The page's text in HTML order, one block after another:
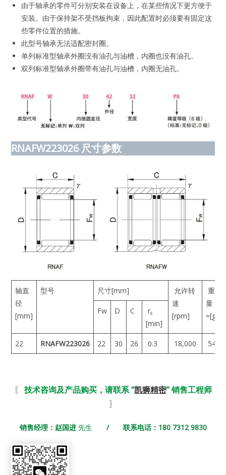
由于轴承的零件可分别安装在设备上，在某些情况下更方便于
安装。由于保持架不受挡板拘束，因此配置时必须要有固定这
些零件位置的措施。
此型号轴承无法适配密封圈。
单列标准型轴承外圈没有油孔与油槽，内圈也没有油孔。
双列标准型轴承外圈带有油孔与油槽，内圈无油孔。
RNAFW223026尺寸参数
轴直
径
[mm]
型号 尺寸[mm]
允许转
速
[rpm]
重
量
≈[g]
Fw D C rs
[min]
22 RNAFW223026 22 30 26 0.3 18,000 54
〖 技术咨询及产品购买，请联系 “凯狮精密” 销售工程师
〗
销售经理：赵国进 先生 / 联系电话：180 7312 9830